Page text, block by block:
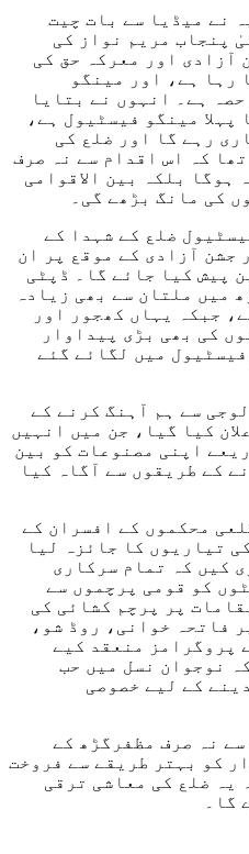
نے میڈیا سے بات چیت
پنجاب مریم نواز کی
آزادی اور معرکہ حق کی
رہا ہے، اور مینگو
ہے۔ انہوں نے بتایا
مینگو فیسٹیول ہے،
رہے گا اور ضلع کی
کہ اس اقدام سے نہ صرف
ہوگا بلکہ بین الاقوامی
کی مانگ بڑھے گی۔
ضلع کے شہدا کے
جشن آزادی کے موقع پر ان
پیش کیا جائے گا۔ ڈپٹی
میں ملتان سے بھی زیادہ
جبکہ یہاں کھجور اور
کی بھی بڑی پیداوار
میں لگائے گئے
سے ہم آہنگ کرنے کے
کیا گیا، جن میں انہیں
اپنی مصنوعات کو بین
کے طریقوں سے آگاہ کیا
محکموں کے افسران کے
تیاریوں کا جائزہ لیا
کیں کہ تمام سرکاری
کو قومی پرچموں سے
پر پرچم کشائی کی
فاتحہ خوانی، روڈ شو،
پروگرامز منعقد کیے
نوجوان نسل میں حب
کے لیے خصوصی
نہ صرف مظفرگڑھ کے
کو بہتر طریقے سے فروخت
یہ ضلع کی معاشی ترقی
گا۔